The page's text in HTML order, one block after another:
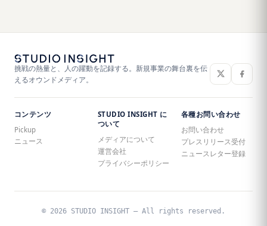
挑戦の熱量と、人の躍動を記録する。新規事業の舞台裏を伝
えるオウンドメディア。
コンテンツ
Pickup
ニュース
STUDIO INSIGHT に
ついて
メディアについて
運営会社
プライバシーポリシー
各種お問い合わせ
お問い合わせ
プレスリリース受付
ニュースレター登録
© 2026 STUDIO INSIGHT — All rights reserved.